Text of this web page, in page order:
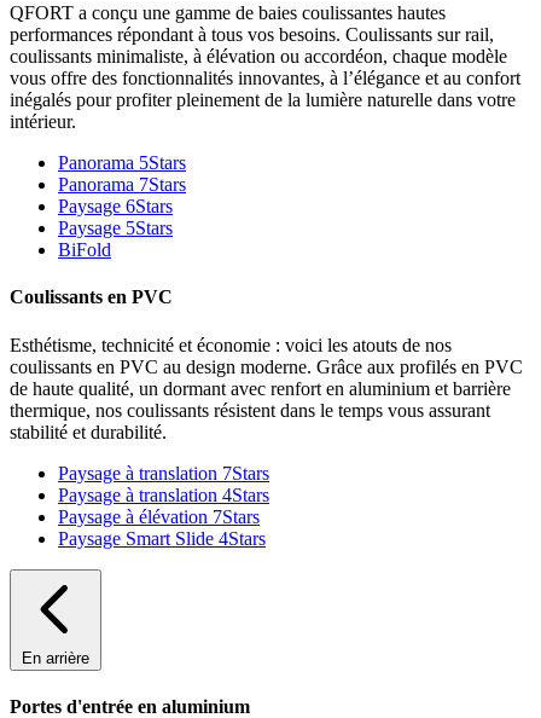
QFORT a conçu une gamme de baies coulissantes hautes
performances répondant à tous vos besoins. Coulissants sur rail,
coulissants minimaliste, à élévation ou accordéon, chaque modèle
vous offre des fonctionnalités innovantes, à l’élégance et au confort
inégalés pour profiter pleinement de la lumière naturelle dans votre
intérieur.
Panorama 5Stars
Panorama 7Stars
Paysage 6Stars
Paysage 5Stars
BiFold
Coulissants en PVC
Esthétisme, technicité et économie : voici les atouts de nos
coulissants en PVC au design moderne. Grâce aux profilés en PVC
de haute qualité, un dormant avec renfort en aluminium et barrière
thermique, nos coulissants résistent dans le temps vous assurant
stabilité et durabilité.
Paysage à translation 7Stars
Paysage à translation 4Stars
Paysage à élévation 7Stars
Paysage Smart Slide 4Stars
En arrière
Portes d'entrée en aluminium